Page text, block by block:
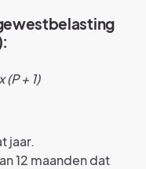
+ 1)
jaar.
12 maanden dat